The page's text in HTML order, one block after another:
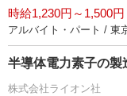
時給1,230円～1,500円
アルバイト・パート / 東
半導体電力素子の製
株式会社ライオン社